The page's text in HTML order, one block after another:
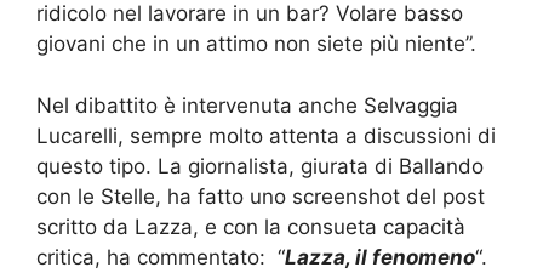
ridicolo nel lavorare in un bar? Volare basso
giovani che in un attimo non siete più niente”.
Nel dibattito è intervenuta anche Selvaggia
Lucarelli, sempre molto attenta a discussioni di
questo tipo. La giornalista, giurata di Ballando
con le Stelle, ha fatto uno screenshot del post
scritto da Lazza, e con la consueta capacità
critica, ha commentato: “Lazza, il fenomeno“.